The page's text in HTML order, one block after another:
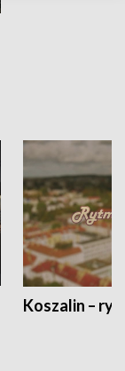
Koszalin –